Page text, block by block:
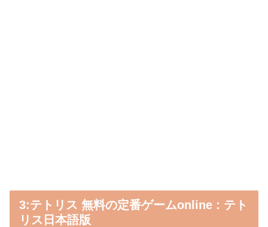
3:テトリス 無料の定番ゲームonline : テト
リス日本語版